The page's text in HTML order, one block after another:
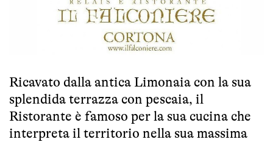
Ricavato dalla antica Limonaia con la sua
splendida terrazza con pescaia, il
Ristorante è famoso per la sua cucina che
interpreta il territorio nella sua massima